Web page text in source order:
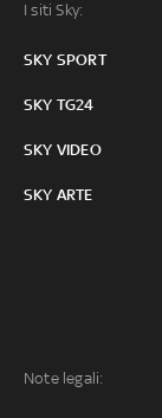
I siti Sky:
SKY SPORT
SKY TG24
SKY VIDEO
SKY ARTE
Note legali: